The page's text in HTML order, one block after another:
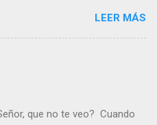
- ¿Superas tu fragilidad con la
Escobar. | Lecturas del
y Meditación (+ Leer ) |
LEER MÁS
que no te veo? Cuando